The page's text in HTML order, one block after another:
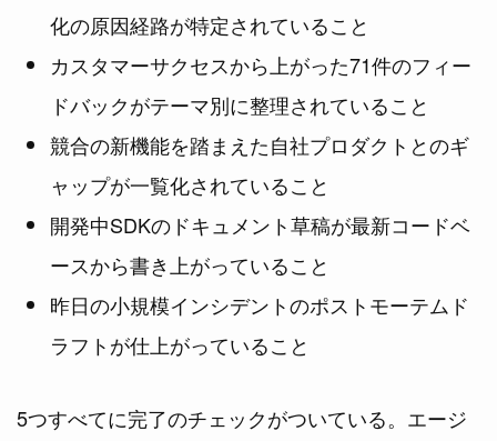
化の原因経路が特定されていること
カスタマーサクセスから上がった71件のフィー
ドバックがテーマ別に整理されていること
競合の新機能を踏まえた自社プロダクトとのギ
ャップが一覧化されていること
開発中SDKのドキュメント草稿が最新コードベ
ースから書き上がっていること
昨日の小規模インシデントのポストモーテムド
ラフトが仕上がっていること
5つすべてに完了のチェックがついている。エージ